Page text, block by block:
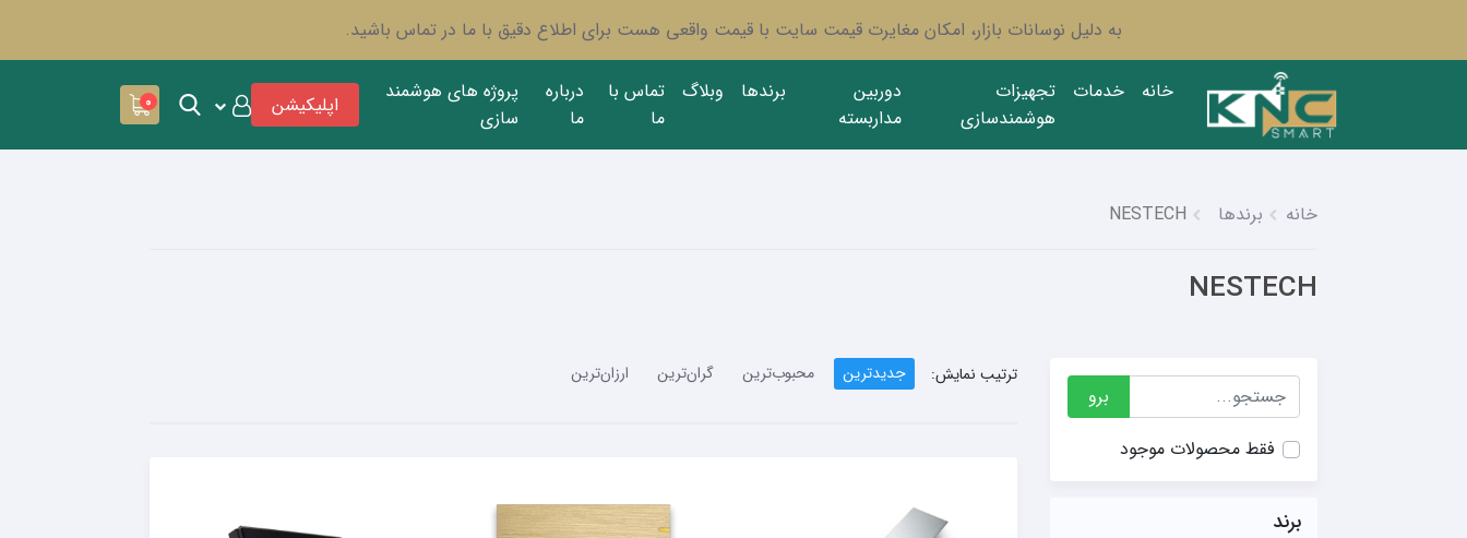
به دلیل نوسانات بازار، امکان مغایرت قیمت سایت با قیمت واقعی هست برای اطلاع دقیق با ما در تماس باشید.
خانه خدمات
تجهیزات
هوشمندسازی
دوربین
مداربسته
برندها وبلاگ
تماس با
ما
درباره
ما
پروژه های هوشمند
سازی
اپلیکیشن 0
خانه برندها NESTECH
NESTECH
برو
فقط محصولات موجود
برند
ترتیب نمایش: جدیدترین محبوب‌ترین گران‌ترین ارزان‌ترین